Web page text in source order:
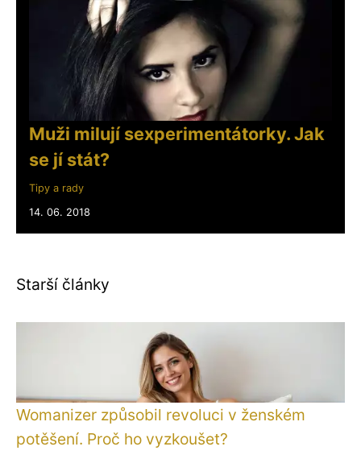
Muži milují sexperimentátorky. Jak
se jí stát?
Tipy a rady
14. 06. 2018
Starší články
Womanizer způsobil revoluci v ženském
potěšení. Proč ho vyzkoušet?